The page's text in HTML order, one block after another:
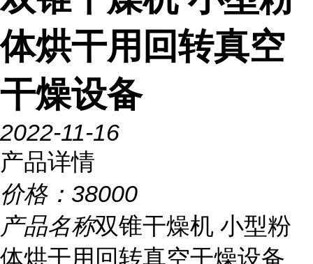
体烘干用回转真空
干燥设备
2022-11-16
产品详情
价格： 38000
产品名称双锥干燥机 小型粉
体烘干用回转真空干燥设备